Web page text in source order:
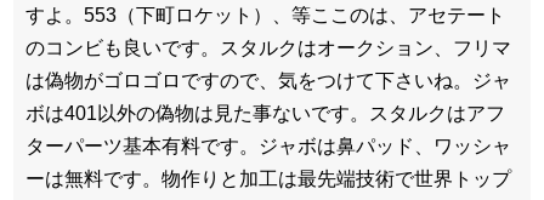
すよ。553（下町ロケット）、等ここのは、アセテート
のコンビも良いです。スタルクはオークション、フリマ
は偽物がゴロゴロですので、気をつけて下さいね。ジャ
ボは401以外の偽物は見た事ないです。スタルクはアフ
ターパーツ基本有料です。ジャボは鼻パッド、ワッシャ
ーは無料です。物作りと加工は最先端技術で世界トップ